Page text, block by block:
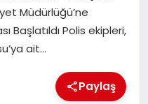
Müdürlüğü’ne
Başlatıldı Polis ekipleri,
ait…
Paylaş